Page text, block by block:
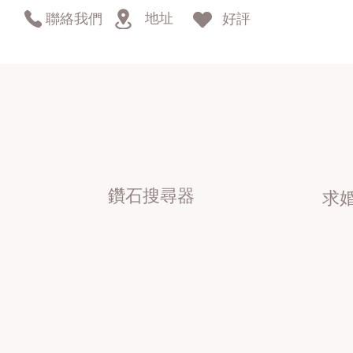
聯絡我們 地址 好評
鑽石搜尋器 求